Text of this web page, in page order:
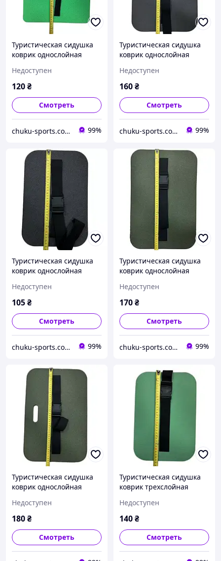
Туристическая сидушка
коврик однослойная
ремешком ( 35 х 29 х 0,8
см)
Недоступен
120₴
Смотреть
chuku-sports.com.ua 99%
Туристическая сидушка
коврик однослойная
ремешком (45 х 30 х 1 см)
Недоступен
160₴
Смотреть
chuku-sports.com.ua 99%
Туристическая сидушка
коврик однослойная
ремешком (35 х 24 х 0,8
см)
Недоступен
105₴
Смотреть
chuku-sports.com.ua 99%
Туристическая сидушка
коврик однослойная
ремешком (45 х 30 х 1 см)
Недоступен
170₴
Смотреть
chuku-sports.com.ua 99%
Туристическая сидушка
коврик однослойная
и ремешком ( 45 х 30 х 1
см)
Недоступен
180₴
Смотреть
Туристическая сидушка
коврик трехслойная
ремешком (35 х 24 х 1 см)
Недоступен
140₴
Смотреть